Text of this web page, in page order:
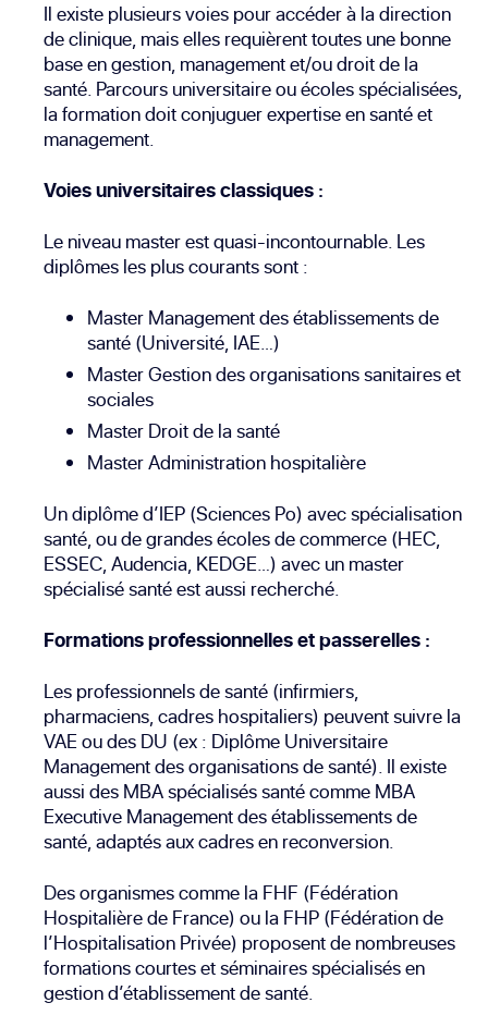
Il existe plusieurs voies pour accéder à la direction
de clinique, mais elles requièrent toutes une bonne
base en gestion, management et/ou droit de la
santé. Parcours universitaire ou écoles spécialisées,
la formation doit conjuguer expertise en santé et
management.
Voies universitaires classiques :
Le niveau master est quasi-incontournable. Les
diplômes les plus courants sont :
Master Management des établissements de
santé (Université, IAE…)
Master Gestion des organisations sanitaires et
sociales
Master Droit de la santé
Master Administration hospitalière
Un diplôme d’IEP (Sciences Po) avec spécialisation
santé, ou de grandes écoles de commerce (HEC,
ESSEC, Audencia, KEDGE…) avec un master
spécialisé santé est aussi recherché.
Formations professionnelles et passerelles :
Les professionnels de santé (infirmiers,
pharmaciens, cadres hospitaliers) peuvent suivre la
VAE ou des DU (ex : Diplôme Universitaire
Management des organisations de santé). Il existe
aussi des MBA spécialisés santé comme MBA
Executive Management des établissements de
santé, adaptés aux cadres en reconversion.
Des organismes comme la FHF (Fédération
Hospitalière de France) ou la FHP (Fédération de
l’Hospitalisation Privée) proposent de nombreuses
formations courtes et séminaires spécialisés en
gestion d’établissement de santé.